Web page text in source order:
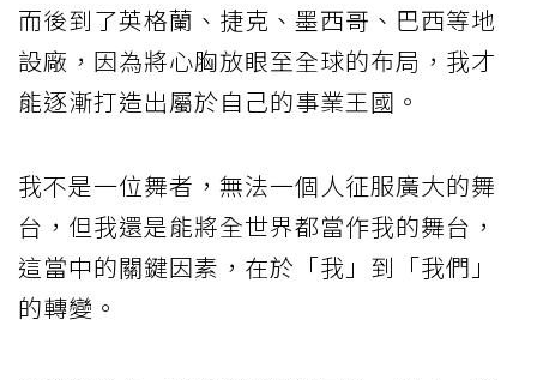
而後到了英格蘭、捷克、墨西哥、巴西等地
設廠，因為將心胸放眼至全球的布局，我才
能逐漸打造出屬於自己的事業王國。
我不是一位舞者，無法一個人征服廣大的舞
台，但我還是能將全世界都當作我的舞台，
這當中的關鍵因素，在於「我」到「我們」
的轉變。